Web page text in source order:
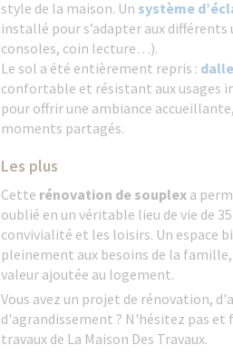
style de la maison. Un système
installé pour s’adapter aux différents
consoles, coin lecture…).
Le sol a été entièrement repris :
confortable et résistant aux usages
pour offrir une ambiance
moments partagés.
Les plus
Cette rénovation de souplex a
oublié en un véritable lieu de vie de
convivialité et les loisirs. Un espace
pleinement aux besoins de la
valeur ajoutée au logement.
Vous avez un projet de rénovation,
d'agrandissement ? N'hésitez pas et
travaux de La Maison Des Travaux.